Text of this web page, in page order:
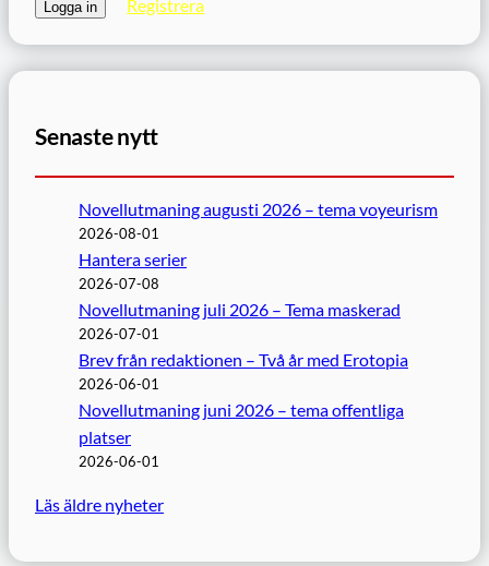
Registrera
Senaste nytt
Novellutmaning augusti 2026 – tema voyeurism
2026-08-01
Hantera serier
2026-07-08
Novellutmaning juli 2026 – Tema maskerad
2026-07-01
Brev från redaktionen – Två år med Erotopia
2026-06-01
Novellutmaning juni 2026 – tema offentliga
platser
2026-06-01
Läs äldre nyheter